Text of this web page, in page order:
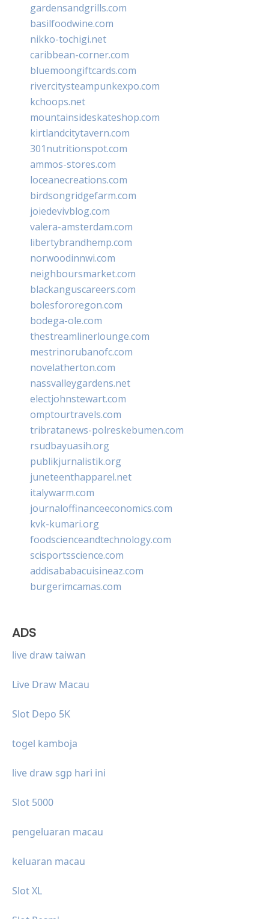
gardensandgrills.com
basilfoodwine.com
nikko-tochigi.net
caribbean-corner.com
bluemoongiftcards.com
rivercitysteampunkexpo.com
kchoops.net
mountainsideskateshop.com
kirtlandcitytavern.com
301nutritionspot.com
ammos-stores.com
loceanecreations.com
birdsongridgefarm.com
joiedevivblog.com
valera-amsterdam.com
libertybrandhemp.com
norwoodinnwi.com
neighboursmarket.com
blackanguscareers.com
bolesfororegon.com
bodega-ole.com
thestreamlinerlounge.com
mestrinorubanofc.com
novelatherton.com
nassvalleygardens.net
electjohnstewart.com
omptourtravels.com
tribratanews-polreskebumen.com
rsudbayuasih.org
publikjurnalistik.org
juneteenthapparel.net
italywarm.com
journaloffinanceeconomics.com
kvk-kumari.org
foodscienceandtechnology.com
scisportsscience.com
addisababacuisineaz.com
burgerimcamas.com
ADS
live draw taiwan
Live Draw Macau
Slot Depo 5K
togel kamboja
live draw sgp hari ini
Slot 5000
pengeluaran macau
keluaran macau
Slot XL